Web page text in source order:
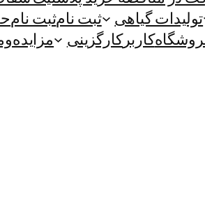
تولیدات گیاهی ثبت نامثبت نام
کاربرکارگزینی